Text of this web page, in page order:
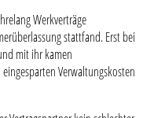
Werkverträge
stattfand. Erst bei
mit ihr kamen
Verwaltungskosten